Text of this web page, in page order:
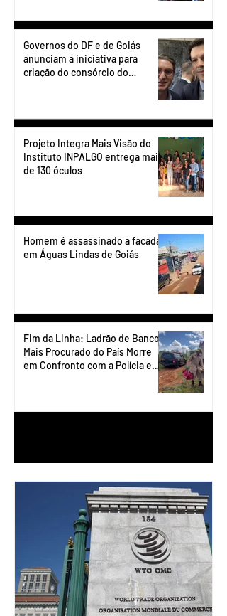
Governos do DF e de Goiás
anunciam a iniciativa para
criação do consórcio do
Projeto Integra Mais Visão do
Instituto INPALGO entrega mais
de 130 óculos
Homem é assassinado a facadas
em Águas Lindas de Goiás
Fim da Linha: Ladrão de Banco
Mais Procurado do País Morre
em Confronto com a Polícia em